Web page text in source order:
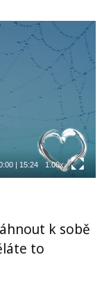
| 15:24 1.00x
k sobě
to